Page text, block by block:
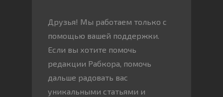
Друзья! Мы работаем только с
помощью вашей поддержки.
Если вы хотите помочь
редакции Рабкора, помочь
дальше радовать вас
уникальными статьями и